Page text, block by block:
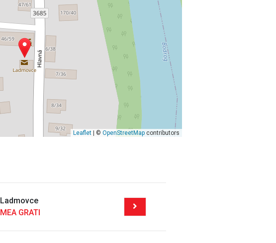
Leaflet| © OpenStreetMapcontributors
Ladmovce
MEA GRATI